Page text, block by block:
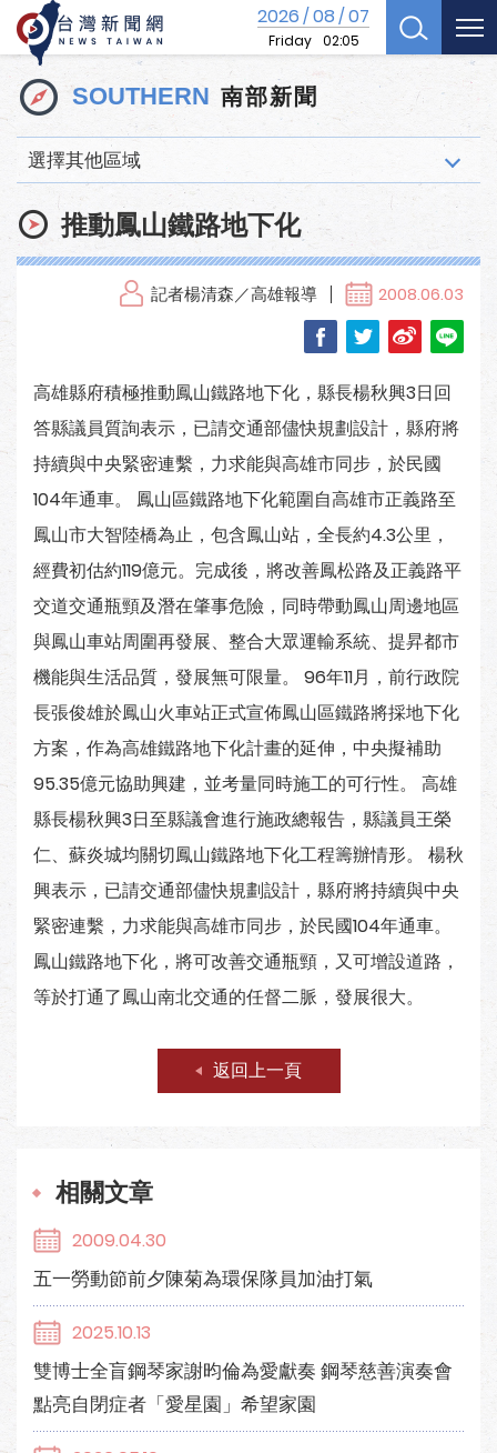
2026/08/07
Friday 02:05
SOUTHERN 南部新聞
選擇其他區域
推動鳳山鐵路地下化
記者楊清森／高雄報導 2008.06.03
高雄縣府積極推動鳳山鐵路地下化，縣長楊秋興3日回
答縣議員質詢表示，已請交通部儘快規劃設計，縣府將
持續與中央緊密連繫，力求能與高雄市同步，於民國
104年通車。 鳳山區鐵路地下化範圍自高雄市正義路至
鳳山市大智陸橋為止，包含鳳山站，全長約4.3公里，
經費初估約119億元。完成後，將改善鳳松路及正義路平
交道交通瓶頸及潛在肇事危險，同時帶動鳳山周邊地區
與鳳山車站周圍再發展、整合大眾運輸系統、提昇都市
機能與生活品質，發展無可限量。 96年11月，前行政院
長張俊雄於鳳山火車站正式宣佈鳳山區鐵路將採地下化
方案，作為高雄鐵路地下化計畫的延伸，中央擬補助
95.35億元協助興建，並考量同時施工的可行性。 高雄
縣長楊秋興3日至縣議會進行施政總報告，縣議員王榮
仁、蘇炎城均關切鳳山鐵路地下化工程籌辦情形。 楊秋
興表示，已請交通部儘快規劃設計，縣府將持續與中央
緊密連繫，力求能與高雄市同步，於民國104年通車。
鳳山鐵路地下化，將可改善交通瓶頸，又可增設道路，
等於打通了鳳山南北交通的任督二脈，發展很大。
返回上一頁
相關文章
2009.04.30
五一勞動節前夕陳菊為環保隊員加油打氣
2025.10.13
雙博士全盲鋼琴家謝昀倫為愛獻奏 鋼琴慈善演奏會
點亮自閉症者「愛星園」希望家園